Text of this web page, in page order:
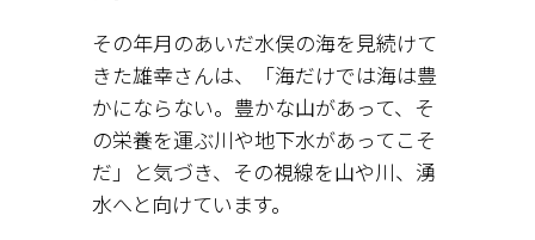
その年月のあいだ水俣の海を見続けて
きた雄幸さんは、「海だけでは海は豊
かにならない。豊かな山があって、そ
の栄養を運ぶ川や地下水があってこそ
だ」と気づき、その視線を山や川、湧
水へと向けています。